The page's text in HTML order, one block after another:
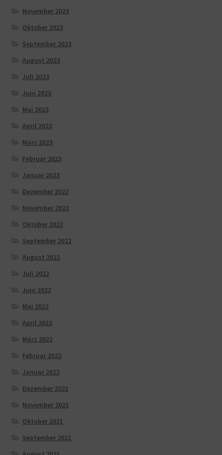
November 2023
Oktober 2023
September 2023
August 2023
Juli 2023
Juni 2023
Mai 2023
April 2023
März 2023
Februar 2023
Januar 2023
Dezember 2022
November 2022
Oktober 2022
September 2022
August 2022
Juli 2022
Juni 2022
Mai 2022
April 2022
März 2022
Februar 2022
Januar 2022
Dezember 2021
November 2021
Oktober 2021
September 2021